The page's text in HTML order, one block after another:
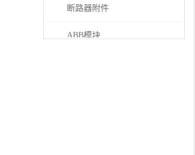
断路器附件
ABB模块